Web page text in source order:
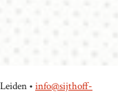
• info@sijthoff-